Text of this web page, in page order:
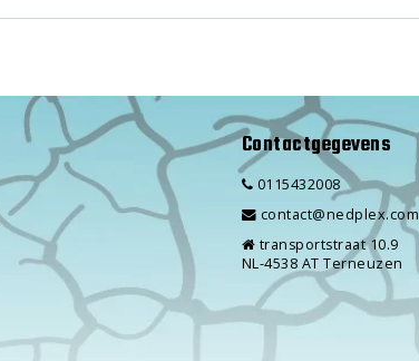
Contactgegevens
0115432008
contact@nedplex.com
transportstraat 10.9
NL-4538 AT Terneuzen